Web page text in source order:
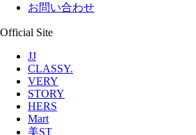
お問い合わせ
Official Site
JJ
CLASSY.
VERY
STORY
HERS
Mart
美ST